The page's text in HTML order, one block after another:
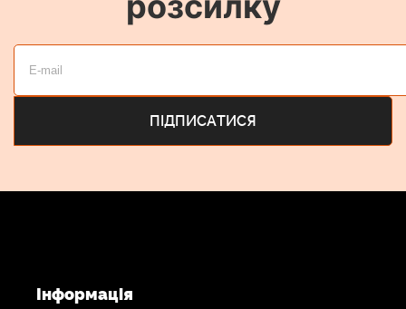
Інформація